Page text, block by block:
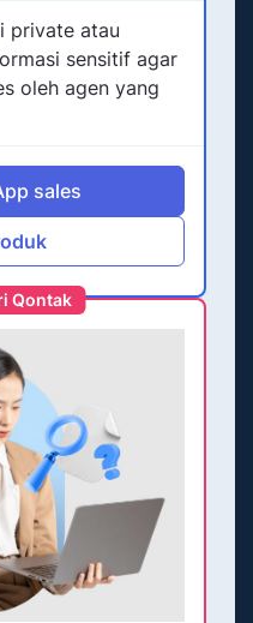
Qontak
private atau
sensitif agar
oleh agen yang
sales